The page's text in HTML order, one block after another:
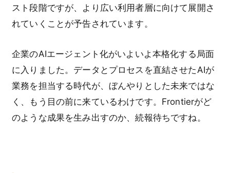
スト段階ですが、より広い利用者層に向けて展開さ
れていくことが予告されています。
企業のAIエージェント化がいよいよ本格化する局面
に入りました。データとプロセスを直結させたAIが
業務を担当する時代が、ぼんやりとした未来ではな
く、もう目の前に来ているわけです。Frontierがど
のような成果を生み出すのか、続報待ちですね。